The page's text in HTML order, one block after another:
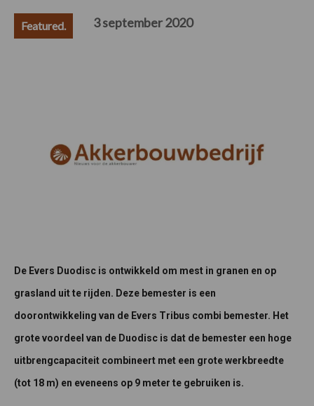
Featured. 3 september 2020
De Evers Duodisc is ontwikkeld om mest in granen en op
grasland uit te rijden. Deze bemester is een
doorontwikkeling van de Evers Tribus combi bemester. Het
grote voordeel van de Duodisc is dat de bemester een hoge
uitbrengcapaciteit combineert met een grote werkbreedte
(tot 18 m) en eveneens op 9 meter te gebruiken is.